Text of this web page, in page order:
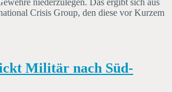
Crisis Group, den diese vor Kurzem
Militär nach Süd-